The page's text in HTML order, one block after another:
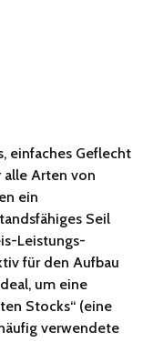
einfaches Geflecht
alle Arten von
ein
Seil
Leistungs-
für den Aufbau
um eine
Stocks“ (eine
verwendete